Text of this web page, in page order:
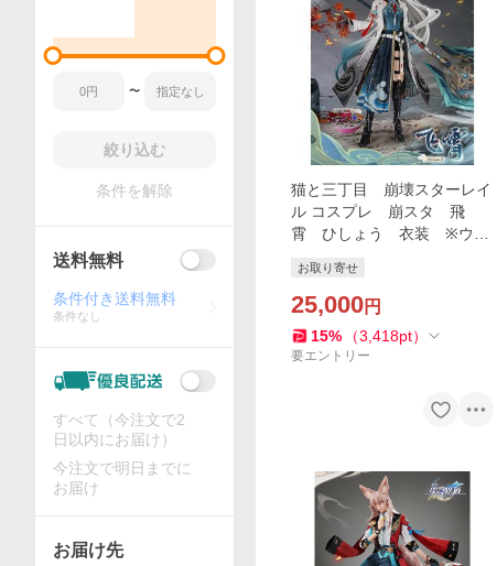
猫と三丁目 崩壊スターレイ
ル コスプレ 崩スタ 飛
霄 ひしょう 衣装 ※ウィ
お取り寄せ
25,000円
15% （3,418pt）
要エントリー
〜
絞り込む
条件を解除
送料無料
条件付き送料無料
条件なし
すべて（今注文で2
日以内にお届け）
今注文で明日までに
お届け
お届け先